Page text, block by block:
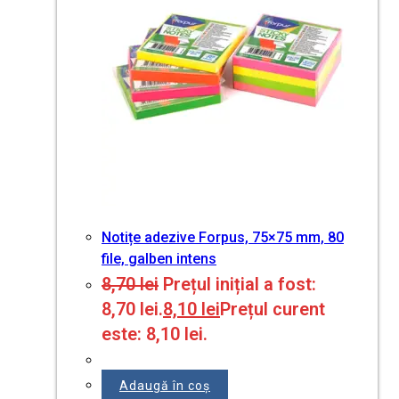
Notițe adezive Forpus, 75×75 mm, 80
file, galben intens
8,70lei Prețul inițial a fost:
8,70 lei.8,10 leiPrețul curent
este: 8,10 lei.
Adaugă în coș